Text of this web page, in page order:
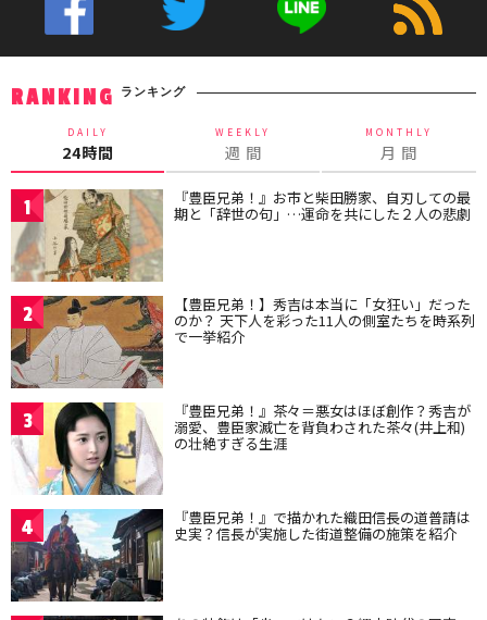
RANKING ランキング
DAILY
24時間
WEEKLY
週 間
MONTHLY
月 間
1 『豊臣兄弟！』お市と柴田勝家、自刃しての最
期と「辞世の句」…運命を共にした２人の悲劇
2 【豊臣兄弟！】秀吉は本当に「女狂い」だった
のか？ 天下人を彩った11人の側室たちを時系列
で一挙紹介
3 『豊臣兄弟！』茶々＝悪女はほぼ創作？秀吉が
溺愛、豊臣家滅亡を背負わされた茶々(井上和)
の壮絶すぎる生涯
4 『豊臣兄弟！』で描かれた織田信長の道普請は
史実？信長が実施した街道整備の施策を紹介